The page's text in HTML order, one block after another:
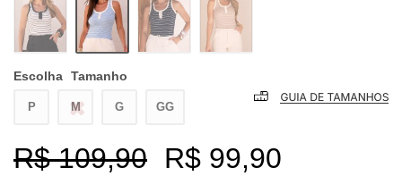
Escolha Tamanho
P M G GG
R$ 109,90 R$ 99,90